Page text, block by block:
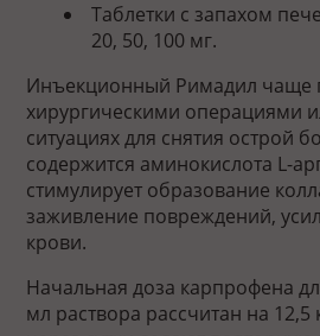
Таблетки с запахом
20, 50, 100 мг.
Инъекционный Римадил чаще
хирургическими операциями
ситуациях для снятия острой
содержится аминокислота L-
стимулирует образование
заживление повреждений,
крови.
Начальная доза карпрофена
мл раствора рассчитан на 12,5